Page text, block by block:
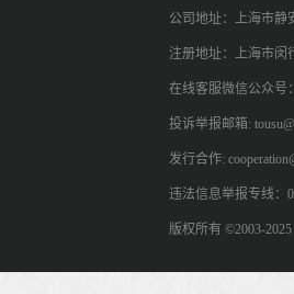
公司地址：上海市静
注册地址：上海市闵
在线客服微信公众号
投诉举报邮箱:
发行合作:
违法信息举报专线：
版权所有 ©2003-2025